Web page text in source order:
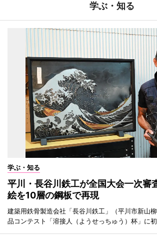
学ぶ・知る
学ぶ・知る
平川・長谷川鉄工が全国大会一次
絵を10層の鋼板で再現
建築用鉄骨製造会社「長谷川鉄工」（平川市新山
品コンテスト「溶接人（ようせっちゅう）杯」に初